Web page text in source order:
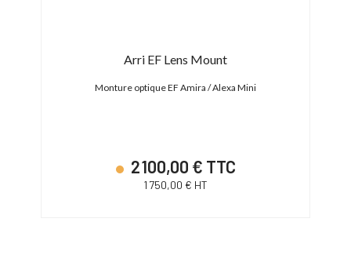
Arri EF Lens Mount
Monture optique EF Amira / Alexa Mini
2 100,00 € TTC
1 750,00 € HT